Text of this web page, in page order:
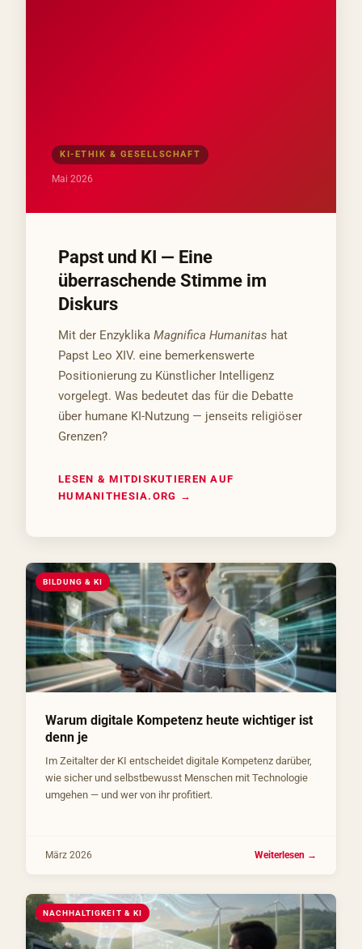
KI-ETHIK & GESELLSCHAFT
Mai 2026
Papst und KI — Eine
überraschende Stimme im
Diskurs
Mit der Enzyklika Magnifica Humanitas hat
Papst Leo XIV. eine bemerkenswerte
Positionierung zu Künstlicher Intelligenz
vorgelegt. Was bedeutet das für die Debatte
über humane KI-Nutzung — jenseits religiöser
Grenzen?
LESEN & MITDISKUTIEREN AUF
HUMANITHESIA.ORG →
BILDUNG & KI
Warum digitale Kompetenz heute wichtiger ist
denn je
Im Zeitalter der KI entscheidet digitale Kompetenz darüber,
wie sicher und selbstbewusst Menschen mit Technologie
umgehen — und wer von ihr profitiert.
März 2026 Weiterlesen →
NACHHALTIGKEIT & KI